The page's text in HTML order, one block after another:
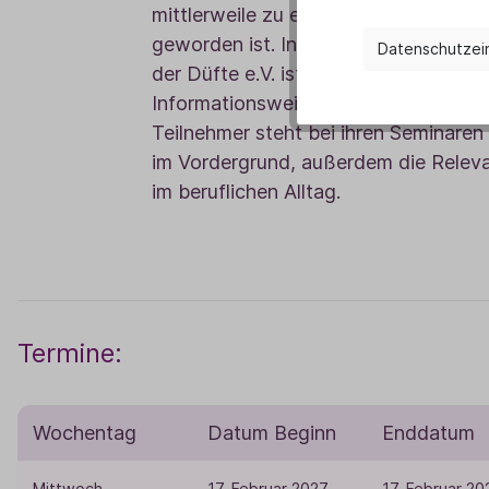
mittlerweile zu einer anerkannten
geworden ist. In ihrer Funktion als
der Düfte e.V. ist ihr vor allem die
Informationsweitergabe ein großes
Teilnehmer steht bei ihren
im Vordergrund, außerdem die
im beruflichen Alltag.
Termine:
Wochentag Datum Beginn Enddatum